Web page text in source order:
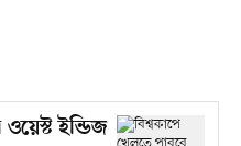
ইন্ডিজ